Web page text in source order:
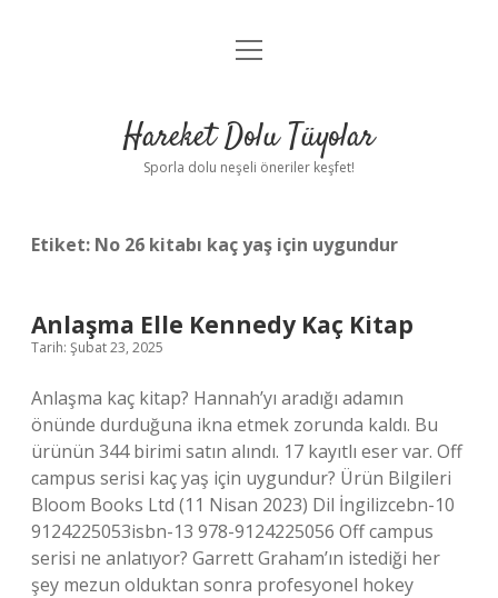
Anasayfa
Yasal Uyarı
menüyü
Hareket Dolu Tüyolar
Sporla dolu neşeli öneriler keşfet!
Etiket: No 26 kitabı kaç yaş için uygundur
Anlaşma Elle Kennedy Kaç Kitap
Tarih: Şubat 23, 2025
Anlaşma kaç kitap? Hannah’yı aradığı adamın
önünde durduğuna ikna etmek zorunda kaldı. Bu
ürünün 344 birimi satın alındı. 17 kayıtlı eser var. Off
campus serisi kaç yaş için uygundur? Ürün Bilgileri
Bloom Books Ltd (11 Nisan 2023) Dil İngilizcebn-10
9124225053isbn-13 978-9124225056 Off campus
serisi ne anlatıyor? Garrett Graham’ın istediği her
şey mezun olduktan sonra profesyonel hokey